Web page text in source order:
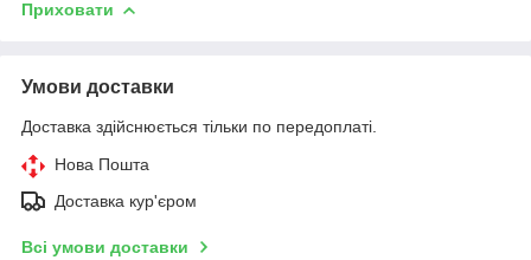
Приховати
Умови доставки
Доставка здійснюється тільки по передоплаті.
Нова Пошта
Доставка кур'єром
Всі умови доставки